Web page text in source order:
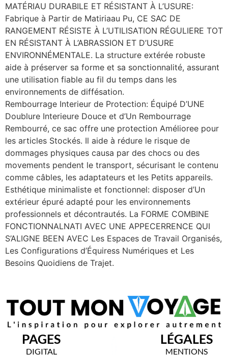
MATÉRIAU DURABILE ET RÉSISTANT À L’USURE:
Fabrique à Partir de Matiriaau Pu, CE SAC DE
RANGEMENT RÉSISTE À L’UTILISATION RÉGULIERE TOT
EN RÉSISTANT À L’ABRASSION ET D’USURE
ENVIRONNÉMENTALE. La structure extérée robuste
aide à préserver sa forme et sa sonctionnalité, assurant
une utilisation fiable au fil du temps dans les
environnements de diffésation.
Rembourrage Interieur de Protection: Équipé D’UNE
Doublure Interieure Douce et d’Un Rembourrage
Rembourré, ce sac offre une protection Amélioree pour
les articles Stockés. Il aide à rédure le risque de
dommages physiques causa par des chocs ou des
movements pendent le transport, sécurisant le contenu
comme câbles, les adaptateurs et les Petits appareils.
Esthétique minimaliste et fonctionnel: disposer d’Un
extérieur épuré adapté pour les environnements
professionnels et décontrautés. La FORME COMBINE
FONCTIONNALNATI AVEC UNE APPECERRENCE QUI
S’ALIGNE BEEN AVEC Les Espaces de Travail Organisés,
Les Configurations d’Équiress Numériques et Les
Besoins Quoidiens de Trajet.
PAGES
DIGITAL
LÉGALES
MENTIONS